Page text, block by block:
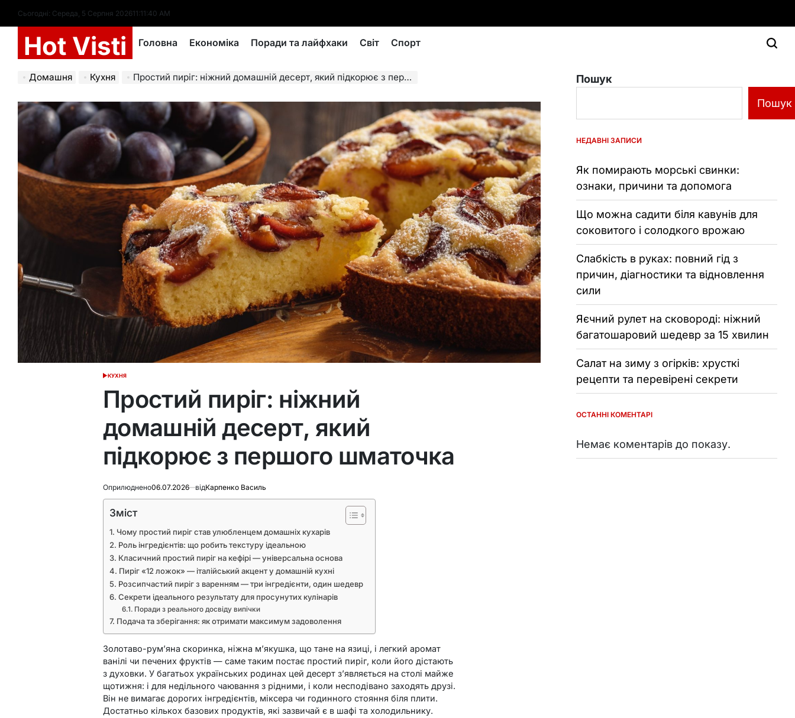
вмісту
Сьогодні: Середа, 5 Серпня 202611:11:41 AM
Hot Visti Головна Економіка Поради та лайфхаки Світ Спорт
Домашня Кухня Простий пиріг: ніжний домашній десерт, який підкорює з першого шматочка
ОПУБЛІКУВАТИ
КУХНЯ
Простий пиріг: ніжний
домашній десерт, який
підкорює з першого шматочка
Оприлюднено06.07.2026 відКарпенко Василь
Зміст
Чому простий пиріг став улюбленцем домашніх кухарів
Роль інгредієнтів: що робить текстуру ідеальною
Класичний простий пиріг на кефірі — універсальна основа
Пиріг «12 ложок» — італійський акцент у домашній кухні
Розсипчастий пиріг з варенням — три інгредієнти, один шедевр
Секрети ідеального результату для просунутих кулінарів
Поради з реального досвіду випічки
Подача та зберігання: як отримати максимум задоволення
Золотаво-рум’яна скоринка, ніжна м’якушка, що тане на язиці, і легкий аромат
ванілі чи печених фруктів — саме таким постає простий пиріг, коли його дістають
з духовки. У багатьох українських родинах цей десерт з’являється на столі майже
щотижня: і для недільного чаювання з рідними, і коли несподівано заходять друзі.
Він не вимагає дорогих інгредієнтів, міксера чи годинного стояння біля плити.
Достатньо кількох базових продуктів, які зазвичай є в шафі та холодильнику.
Пошук
Пошук
НЕДАВНІ ЗАПИСИ
Як помирають морські свинки:
ознаки, причини та допомога
Що можна садити біля кавунів для
соковитого і солодкого врожаю
Слабкість в руках: повний гід з
причин, діагностики та відновлення
сили
Яєчний рулет на сковороді: ніжний
багатошаровий шедевр за 15 хвилин
Салат на зиму з огірків: хрусткі
рецепти та перевірені секрети
ОСТАННІ КОМЕНТАРІ
Немає коментарів до показу.